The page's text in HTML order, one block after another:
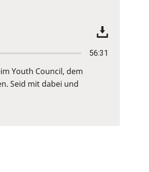
56:31
Youth Council, dem
Seid mit dabei und